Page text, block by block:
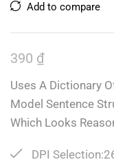
Add to compare
390 ₫
Uses A Dictionary
Model Sentence
Which Looks
DPI